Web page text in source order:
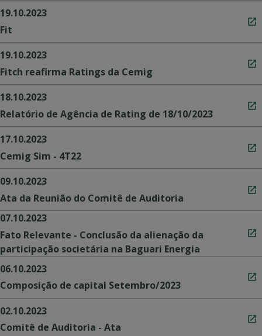
19.10.2023
Fit
19.10.2023
Fitch reafirma Ratings da Cemig
18.10.2023
Relatório de Agência de Rating de 18/10/2023
17.10.2023
Cemig Sim - 4T22
09.10.2023
Ata da Reunião do Comitê de Auditoria
07.10.2023
Fato Relevante - Conclusão da alienação da
participação societária na Baguari Energia
06.10.2023
Composição de capital Setembro/2023
02.10.2023
Comitê de Auditoria - Ata